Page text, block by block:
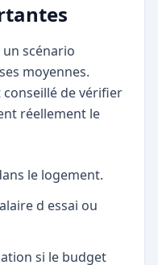
scénario
moyennes.
de vérifier
réellement le
le logement.
d essai ou
si le budget